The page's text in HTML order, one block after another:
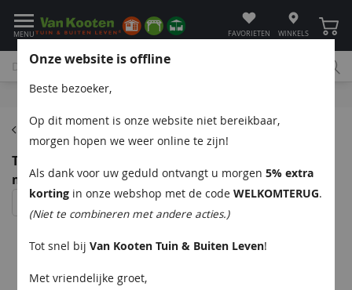
MENU FAVORIETEN WINKELS
Bel
Blokhutten
Tuindeco Tova blokhut 595x500 cm + luifel 75 cm 44
mm vuren groen geïmpregneerd
Onze website is offline
Beste bezoeker,
Op dit moment is onze website niet bereikbaar,
morgen hopen we weer online te zijn!
Als dank voor uw geduld ontvangt u morgen5% extra
korting in onze webshop met de codeWELKOMTERUG.
(Niet te combineren met andere acties.)
Tot snel bijVan Kooten Tuin & Buiten Leven!
Met vriendelijke groet,